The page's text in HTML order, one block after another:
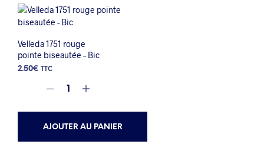
Velleda 1751 rouge
pointe biseautée – Bic
2.50€ TTC
AJOUTER AU PANIER